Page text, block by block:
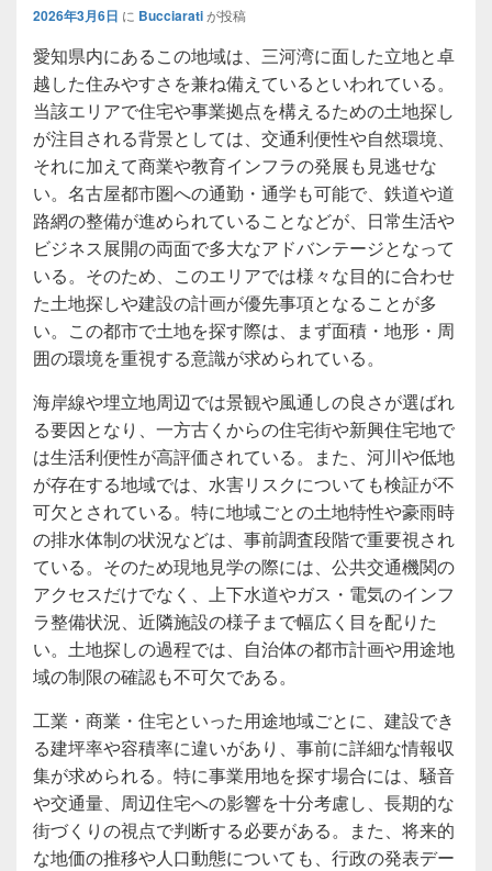
2026年3月6日 に Bucciaratiが投稿
愛知県内にあるこの地域は、三河湾に面した立地と卓
越した住みやすさを兼ね備えているといわれている。
当該エリアで住宅や事業拠点を構えるための土地探し
が注目される背景としては、交通利便性や自然環境、
それに加えて商業や教育インフラの発展も見逃せな
い。名古屋都市圏への通勤・通学も可能で、鉄道や道
路網の整備が進められていることなどが、日常生活や
ビジネス展開の両面で多大なアドバンテージとなって
いる。そのため、このエリアでは様々な目的に合わせ
た土地探しや建設の計画が優先事項となることが多
い。この都市で土地を探す際は、まず面積・地形・周
囲の環境を重視する意識が求められている。
海岸線や埋立地周辺では景観や風通しの良さが選ばれ
る要因となり、一方古くからの住宅街や新興住宅地で
は生活利便性が高評価されている。また、河川や低地
が存在する地域では、水害リスクについても検証が不
可欠とされている。特に地域ごとの土地特性や豪雨時
の排水体制の状況などは、事前調査段階で重要視され
ている。そのため現地見学の際には、公共交通機関の
アクセスだけでなく、上下水道やガス・電気のインフ
ラ整備状況、近隣施設の様子まで幅広く目を配りた
い。土地探しの過程では、自治体の都市計画や用途地
域の制限の確認も不可欠である。
工業・商業・住宅といった用途地域ごとに、建設でき
る建坪率や容積率に違いがあり、事前に詳細な情報収
集が求められる。特に事業用地を探す場合には、騒音
や交通量、周辺住宅への影響を十分考慮し、長期的な
街づくりの視点で判断する必要がある。また、将来的
な地価の推移や人口動態についても、行政の発表デー